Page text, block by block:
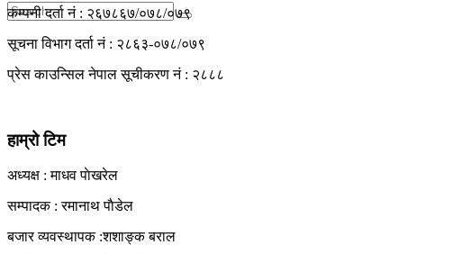
No Result
View All Result
कम्पनी दर्ता नं : २६७८६७/०७८/०७९
सूचना विभाग दर्ता नं : २८६३-०७८/०७९
प्रेस काउन्सिल नेपाल सूचीकरण नं : २८८८
हाम्रो टिम
अध्यक्ष : माधव पाेखरेल
सम्पादक : रमानाथ पाैडेल
बजार व्यवस्थापक :शशाङ्क बराल